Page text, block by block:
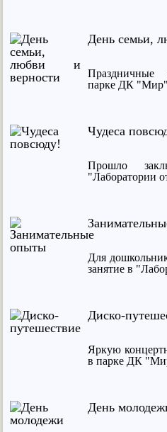
День семьи,
парке ДК "Мир"
Чудеса
Прошло
"Лаборатории
Для
занятие в
Диско-
Яркую
в парке ДК
День